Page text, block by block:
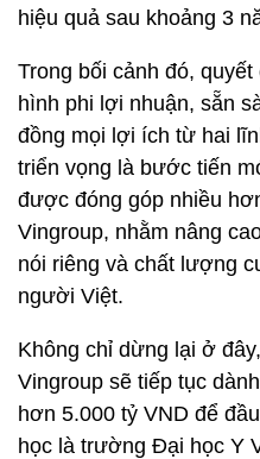
hiệu quả sau khoảng 3
Trong bối cảnh đó,
hình phi lợi nhuận, sẵn
đồng mọi lợi ích từ hai
triển vọng là bước tiến
được đóng góp nhiều
Vingroup, nhằm nâng
nói riêng và chất lượng
người Việt.
Không chỉ dừng lại ở
Vingroup sẽ tiếp tục
hơn 5.000 tỷ VND để
học là trường Đại học Y